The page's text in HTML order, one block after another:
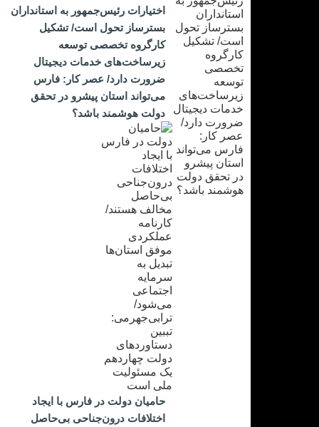
اختیارات رئیس‌جمهور به استانداران
بسترساز تحول است/ تشکیل
کارگروه تخصصی توسعه
زیرساخت‌های خدمات دیجیتال
ضرورت دارد/ عصر کار: فارس
می‌تواند استان پیشرو در تحقق
دولت هوشمند باشد؟
حامیان دولت در فارس با ایجاد
اختلافات درون‌جناحی بی‌حاصل